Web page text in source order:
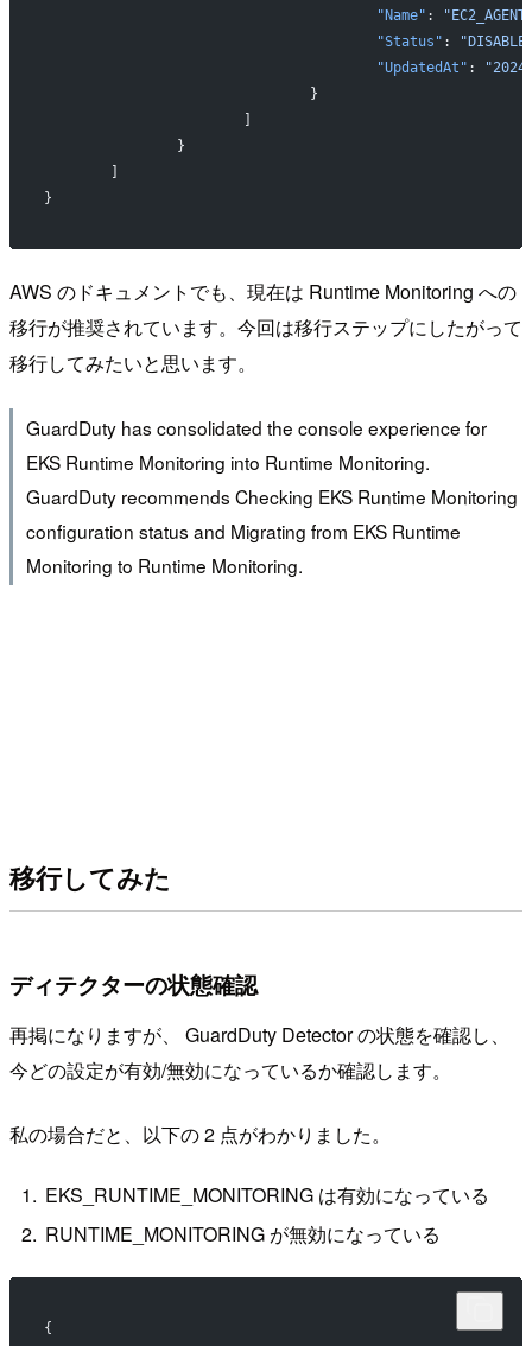
					"Name"
:
					"Status"
:
					"UpdatedAt"
:
				}
		}
}
AWS のドキュメントでも、現在は Runtime Monitoring への
移行が推奨されています。今回は移行ステップにしたがって
移行してみたいと思います。
GuardDuty has consolidated the console experience for
EKS Runtime Monitoring into Runtime Monitoring.
GuardDuty recommends Checking EKS Runtime Monitoring
configuration status and Migrating from EKS Runtime
Monitoring to Runtime Monitoring.
移行してみた
ディテクターの状態確認
再掲になりますが、 GuardDuty Detector の状態を確認し、
今どの設定が有効/無効になっているか確認します。
私の場合だと、以下の 2 点がわかりました。
EKS_RUNTIME_MONITORING は有効になっている
RUNTIME_MONITORING が無効になっている
{